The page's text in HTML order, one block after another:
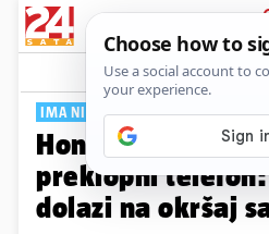
Tech
IMA NIZ NOVIH AI ALATA
Honor
preklopni telefon:
dolazi na okršaj